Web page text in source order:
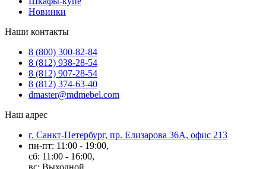
Новинки
Наши контакты
8 (800) 300-82-84
8 (812) 938-28-54
8 (812) 907-28-54
8 (812) 374-63-40
dmaster@mdmebel.com
Наш адрес
г. Санкт-Петербург, пр. Елизарова 36А, офис 213
пн-пт: 11:00 - 19:00,
сб: 11:00 - 16:00,